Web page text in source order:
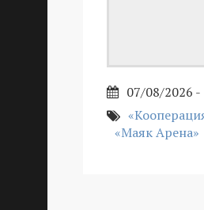
07/08/2026 -
«Маяк Арена»